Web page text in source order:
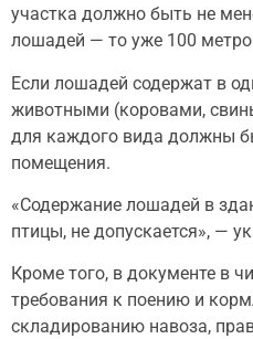
участка должно быть не
лошадей — то уже 100
Если лошадей содержат в
животными (коровами,
для каждого вида должны
помещения.
«Содержание лошадей в
птицы, не допускается», —
Кроме того, в документе в
требования к поению и
складированию навоза,